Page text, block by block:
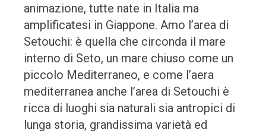
animazione, tutte nate in Italia ma
amplificatesi in Giappone. Amo l’area di
Setouchi: è quella che circonda il mare
interno di Seto, un mare chiuso come un
piccolo Mediterraneo, e come l’aera
mediterranea anche l’area di Setouchi è
ricca di luoghi sia naturali sia antropici di
lunga storia, grandissima varietà ed